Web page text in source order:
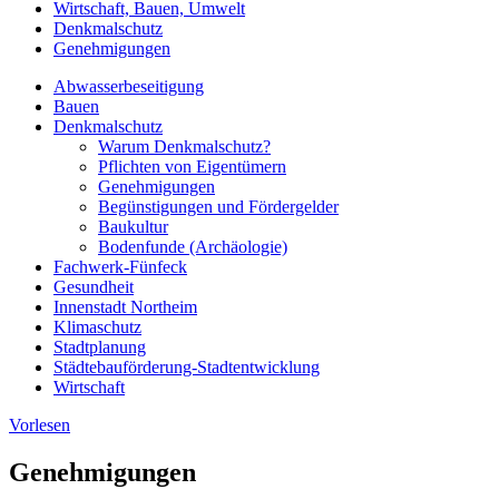
Wirtschaft, Bauen, Umwelt
Denkmalschutz
Genehmigungen
Abwasserbeseitigung
Bauen
Denkmalschutz
Warum Denkmalschutz?
Pflichten von Eigentümern
Genehmigungen
Begünstigungen und Fördergelder
Baukultur
Bodenfunde (Archäologie)
Fachwerk-Fünfeck
Gesundheit
Innenstadt Northeim
Klimaschutz
Stadtplanung
Städtebauförderung-Stadtentwicklung
Wirtschaft
Vorlesen
Genehmigungen